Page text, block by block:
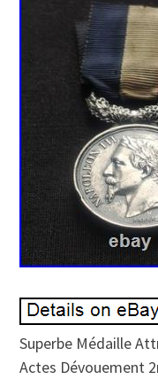
Superbe Médaille
Actes Dévouement